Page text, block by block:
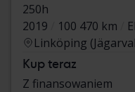
250h
2019
100 470 km
Linköping
Kup teraz
Z finansowaniem